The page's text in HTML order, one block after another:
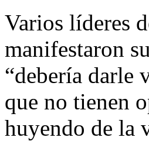
Varios líderes
manifestaron
“debería darle
que no tienen
huyendo de la